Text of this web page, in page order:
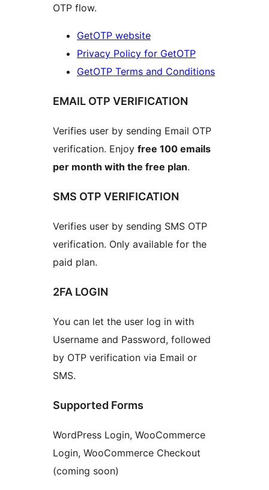
OTP flow.
GetOTP website
Privacy Policy for GetOTP
GetOTP Terms and Conditions
EMAIL OTP VERIFICATION
Verifies user by sending Email OTP
verification. Enjoy free 100 emails
per month with the free plan.
SMS OTP VERIFICATION
Verifies user by sending SMS OTP
verification. Only available for the
paid plan.
2FA LOGIN
You can let the user log in with
Username and Password, followed
by OTP verification via Email or
SMS.
Supported Forms
WordPress Login, WooCommerce
Login, WooCommerce Checkout
(coming soon)